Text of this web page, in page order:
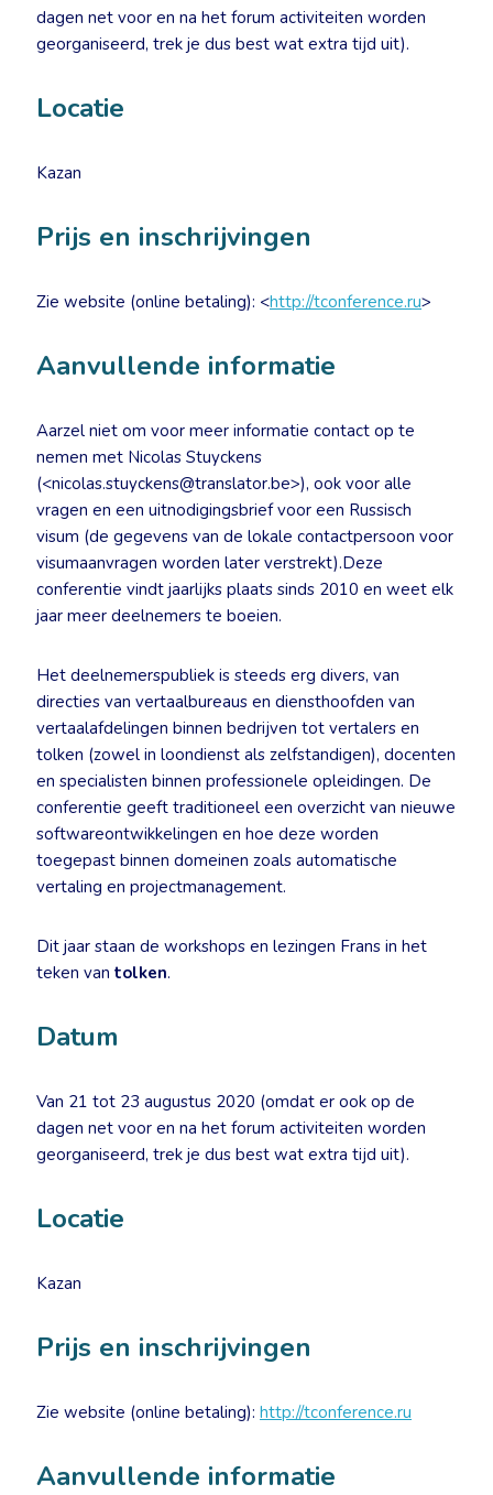
dagen net voor en na het forum activiteiten worden
georganiseerd, trek je dus best wat extra tijd uit).
Locatie
Kazan
Prijs en inschrijvingen
Zie website (online betaling): <http://tconference.ru>
Aanvullende informatie
Aarzel niet om voor meer informatie contact op te
nemen met Nicolas Stuyckens
(<nicolas.stuyckens@translator.be>), ook voor alle
vragen en een uitnodigingsbrief voor een Russisch
visum (de gegevens van de lokale contactpersoon voor
visumaanvragen worden later verstrekt).Deze
conferentie vindt jaarlijks plaats sinds 2010 en weet elk
jaar meer deelnemers te boeien.
Het deelnemerspubliek is steeds erg divers, van
directies van vertaalbureaus en diensthoofden van
vertaalafdelingen binnen bedrijven tot vertalers en
tolken (zowel in loondienst als zelfstandigen), docenten
en specialisten binnen professionele opleidingen. De
conferentie geeft traditioneel een overzicht van nieuwe
softwareontwikkelingen en hoe deze worden
toegepast binnen domeinen zoals automatische
vertaling en projectmanagement.
Dit jaar staan de workshops en lezingen Frans in het
teken van tolken.
Datum
Van 21 tot 23 augustus 2020 (omdat er ook op de
dagen net voor en na het forum activiteiten worden
georganiseerd, trek je dus best wat extra tijd uit).
Locatie
Kazan
Prijs en inschrijvingen
Zie website (online betaling): http://tconference.ru
Aanvullende informatie